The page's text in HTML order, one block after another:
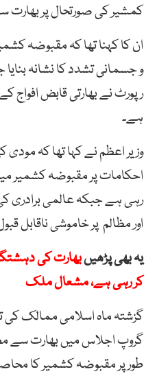
کمشیر کی صورتحال پر
ان کا کہنا تھا کہ مقبوضہ
و جسمانی تشدد کا نشانہ بنایا
رپورٹ نے بھارتی قابض افواج
ہے۔
وزیر اعظم نے کہا تھا کہ
احکامات پر مقبوضہ کشمیر
رہی ہے جبکہ عالمی برادری
اور مظالم پر خاموشی ناقابل
یہ بھی پڑھیںبھارت کی
کر رہی ہے، مشعال ملک
گزشتہ ماہ اسلامی ممالک کی
گروپ اجلاس میں بھارت سے
طور پر مقبوضہ کشمیر کا